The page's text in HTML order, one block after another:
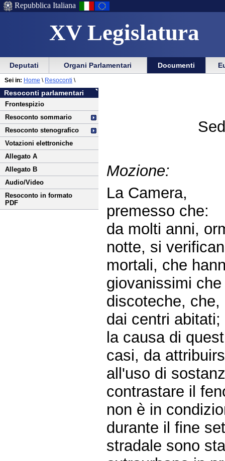
XV Legislatura
Menu
di
ausilio
alla
navigazione
Vai
Menu
di
navigazione
principale
Repubblica Italiana
Menu
di
navigazione
principale
Vai
menu
di
sezione
Deputati Organi Parlamentari Documenti
Vai
al
contenuto
Resoconti parlamentari
Frontespizio
Resoconto sommario
Resoconto stenografico
Votazioni elettroniche
Allegato A
Allegato B
Audio/Video
Resoconto in formato
PDF
Sei in: Home \ Resoconti \
Mozione:
La Camera,
premesso che:
da molti anni,
notte, si
mortali, che
giovanissimi
discoteche,
dai centri abitati;
la causa di
casi, da
all'uso di
contrastare il
non è in
durante il fine
stradale sono